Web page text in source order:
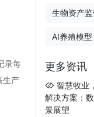
录每
生产
生物资产监
AI养殖模型
更多资讯
智慧牧业
解决方案：
景展望